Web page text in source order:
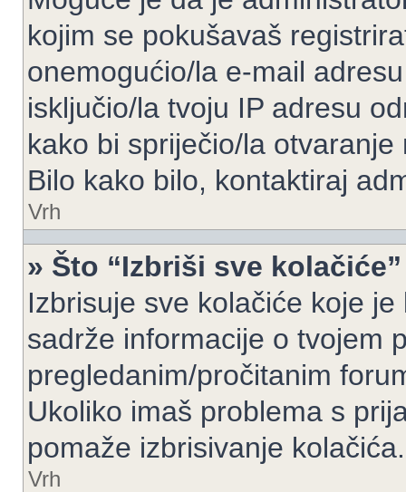
kojim se pokušavaš
onemogućio/la e-mail
isključio/la tvoju IP adresu
kako bi spriječio/la
Bilo kako bilo, kontaktiraj
Vrh
» Što “Izbriši sve
Izbrisuje sve kolačiće koje
sadrže informacije o tvojem
pregledanim/pročitanim
Ukoliko imaš problema s
pomaže izbrisivanje kolačića.
Vrh